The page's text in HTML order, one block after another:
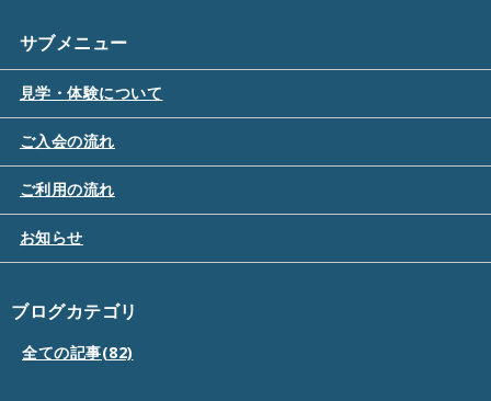
サブメニュー
見学・体験について
ご入会の流れ
ご利用の流れ
お知らせ
ブログカテゴリ
全ての記事(82)